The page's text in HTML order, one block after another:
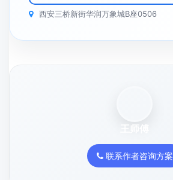
西安三桥新街华润万象城B座0506
王师傅
联系作者咨询方案